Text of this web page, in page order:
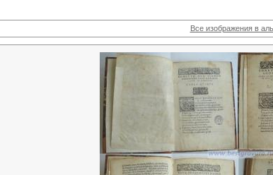
Все изображения в